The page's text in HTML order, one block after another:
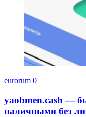
eurorum 0
yaobmen.cash —
наличными без